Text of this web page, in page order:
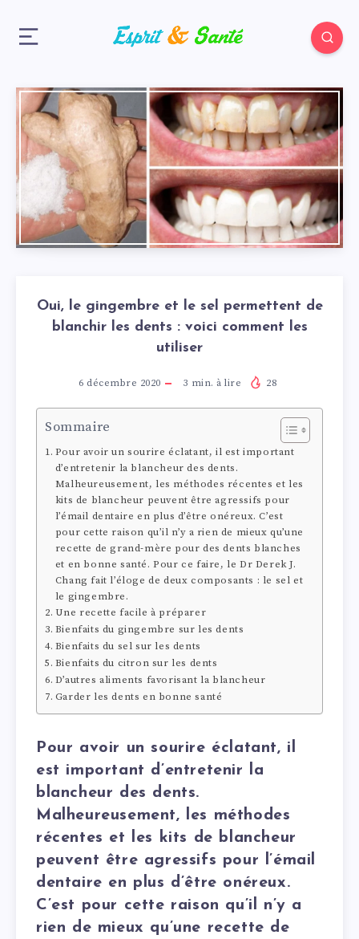
Oui, le gingembre et le sel permettent de
blanchir les dents : voici comment les
utiliser
6 décembre 2020 3 min. à lire 28
Sommaire
Pour avoir un sourire éclatant, il est important
d’entretenir la blancheur des dents.
Malheureusement, les méthodes récentes et les
kits de blancheur peuvent être agressifs pour
l’émail dentaire en plus d’être onéreux. C’est
pour cette raison qu’il n’y a rien de mieux qu’une
recette de grand-mère pour des dents blanches
et en bonne santé. Pour ce faire, le Dr Derek J.
Chang fait l’éloge de deux composants : le sel et
le gingembre.
Une recette facile à préparer
Bienfaits du gingembre sur les dents
Bienfaits du sel sur les dents
Bienfaits du citron sur les dents
D’autres aliments favorisant la blancheur
Garder les dents en bonne santé
Pour avoir un sourire éclatant, il
est important d’entretenir la
blancheur des dents.
Malheureusement, les méthodes
récentes et les kits de blancheur
peuvent être agressifs pour l’émail
dentaire en plus d’être onéreux.
C’est pour cette raison qu’il n’y a
rien de mieux qu’une recette de